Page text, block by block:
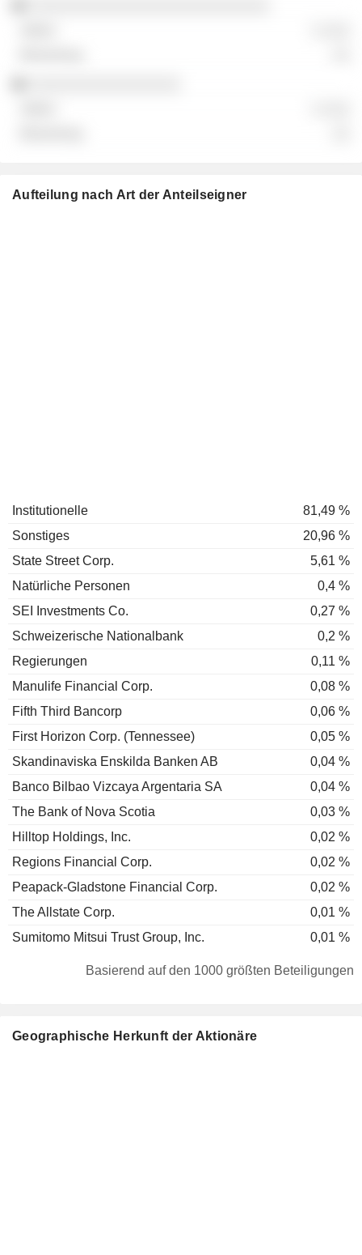
Aufteilung nach Art der Anteilseigner
Institutionelle
81,49 %
Sonstiges
20,96 %
State Street Corp.
5,61 %
Natürliche Personen
0,4 %
SEI Investments Co.
0,27 %
Schweizerische Nationalbank
0,2 %
Regierungen
0,11 %
Manulife Financial Corp.
0,08 %
Fifth Third Bancorp
0,06 %
First Horizon Corp. (Tennessee)
0,05 %
Skandinaviska Enskilda Banken AB
0,04 %
Banco Bilbao Vizcaya Argentaria SA
0,04 %
The Bank of Nova Scotia
0,03 %
Hilltop Holdings, Inc.
0,02 %
Regions Financial Corp.
0,02 %
Peapack-Gladstone Financial Corp.
0,02 %
The Allstate Corp.
0,01 %
Sumitomo Mitsui Trust Group, Inc.
0,01 %
Basierend auf den 1000 größten Beteiligungen
Geographische Herkunft der Aktionäre